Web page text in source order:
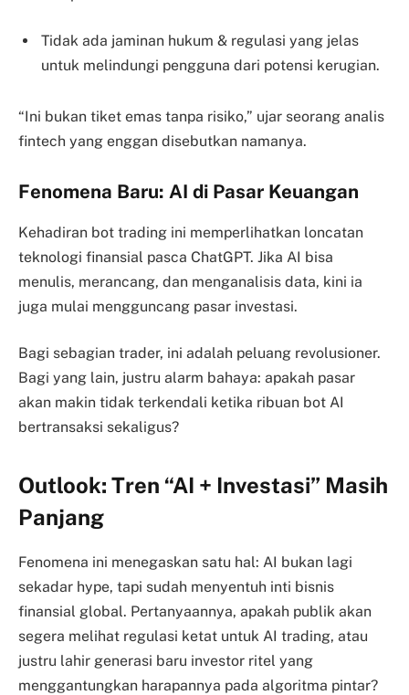
Tidak ada jaminan hukum & regulasi yang jelas
untuk melindungi pengguna dari potensi kerugian.
“Ini bukan tiket emas tanpa risiko,” ujar seorang analis
fintech yang enggan disebutkan namanya.
Fenomena Baru: AI di Pasar Keuangan
Kehadiran bot trading ini memperlihatkan loncatan
teknologi finansial pasca ChatGPT. Jika AI bisa
menulis, merancang, dan menganalisis data, kini ia
juga mulai mengguncang pasar investasi.
Bagi sebagian trader, ini adalah peluang revolusioner.
Bagi yang lain, justru alarm bahaya: apakah pasar
akan makin tidak terkendali ketika ribuan bot AI
bertransaksi sekaligus?
Outlook: Tren “AI + Investasi” Masih
Panjang
Fenomena ini menegaskan satu hal: AI bukan lagi
sekadar hype, tapi sudah menyentuh inti bisnis
finansial global. Pertanyaannya, apakah publik akan
segera melihat regulasi ketat untuk AI trading, atau
justru lahir generasi baru investor ritel yang
menggantungkan harapannya pada algoritma pintar?